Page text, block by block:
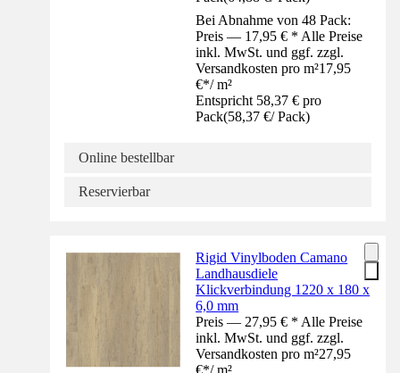
Bei Abnahme von 48 Pack:
Preis — 17,95 € * Alle Preise
inkl. MwSt. und ggf. zzgl.
Versandkosten pro m²17,95
€*/ m²
Entspricht 58,37 € pro
Pack(58,37 €/ Pack)
Online bestellbar
Reservierbar
Rigid Vinylboden Camano
Landhausdiele
Klickverbindung 1220 x 180 x
6,0 mm
Preis — 27,95 € * Alle Preise
inkl. MwSt. und ggf. zzgl.
Versandkosten pro m²27,95
€*/ m²